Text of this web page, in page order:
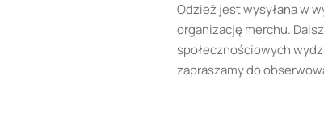
Odzież jest wysyłana w
organizację merchu.
społecznościowych
zapraszamy do